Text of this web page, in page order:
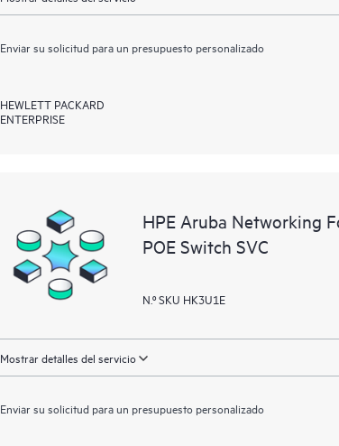
Enviar su solicitud para un presupuesto personalizado
HEWLETT PACKARD
ENTERPRISE
HPE Aruba Networking
POE Switch SVC
N.º SKU HK3U1E
Mostrar detalles del servicio
Enviar su solicitud para un presupuesto personalizado